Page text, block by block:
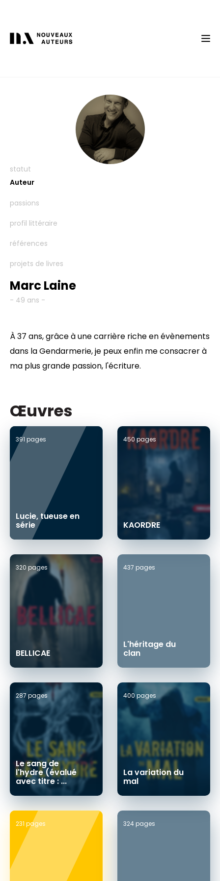
statut
Auteur
passions
profil littéraire
références
projets de livres
Marc Laine
- 49 ans -
À 37 ans, grâce à une carrière riche en évènements
dans la Gendarmerie, je peux enfin me consacrer à
ma plus grande passion, l'écriture.
Œuvres
391 pages
Lucie, tueuse en
série
450 pages
KAORDRE
320 pages
BELLICAE
437 pages
L'héritage du
clan
287 pages
Le sang de
l'hydre (évalué
avec titre : ...
400 pages
La variation du
mal
231 pages 324 pages